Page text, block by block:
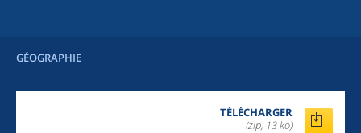
GÉOGRAPHIE
TÉLÉCHARGER
(zip, 13 ko)